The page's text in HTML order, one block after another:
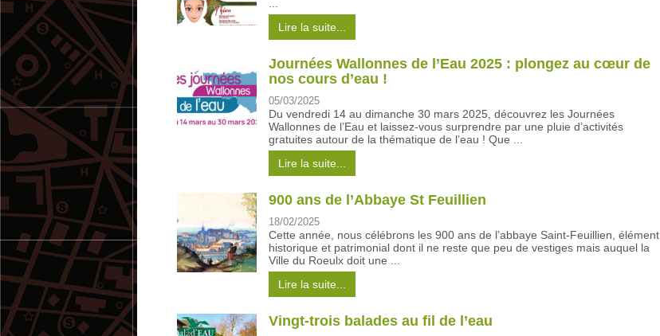
Lire la suite...
Journées Wallonnes de l’Eau 2025 : plongez au cœur de
nos cours d’eau !
05/03/2025
Du vendredi 14 au dimanche 30 mars 2025, découvrez les Journées
Wallonnes de l’Eau et laissez-vous surprendre par une pluie d’activités
gratuites autour de la thématique de l’eau ! Que ...
Lire la suite...
900 ans de l’Abbaye St Feuillien
18/02/2025
Cette année, nous célébrons les 900 ans de l’abbaye Saint-Feuillien, élément
historique et patrimonial dont il ne reste que peu de vestiges mais auquel la
Ville du Roeulx doit une ...
Lire la suite...
Vingt-trois balades au fil de l’eau